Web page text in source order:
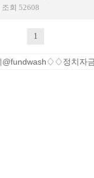
조회 52608
1